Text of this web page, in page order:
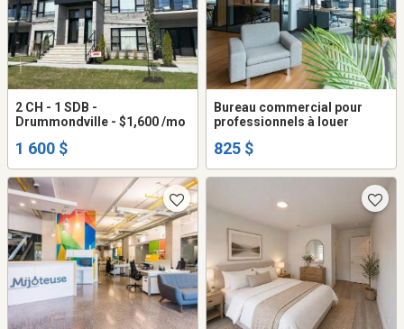
2 CH - 1 SDB -
Drummondville - $1,600 /mo
1 600 $
Bureau commercial pour
professionnels à louer
825 $